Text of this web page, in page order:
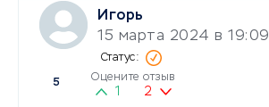
Игорь
15 марта 2024 в 19:09
5 Оцените отзыв
1 2